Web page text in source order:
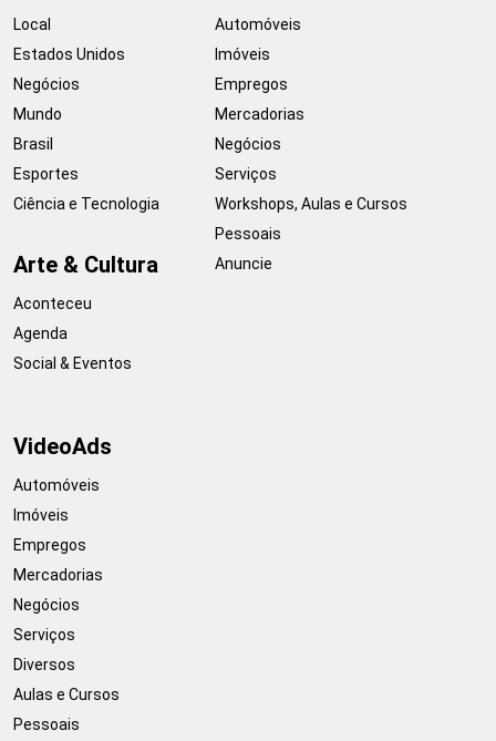
Local
Estados Unidos
Negócios
Mundo
Brasil
Esportes
Ciência e Tecnologia
Arte & Cultura
Aconteceu
Agenda
Social & Eventos
Automóveis
Imóveis
Empregos
Mercadorias
Negócios
Serviços
Workshops, Aulas e Cursos
Pessoais
Anuncie
VideoAds
Automóveis
Imóveis
Empregos
Mercadorias
Negócios
Serviços
Diversos
Aulas e Cursos
Pessoais